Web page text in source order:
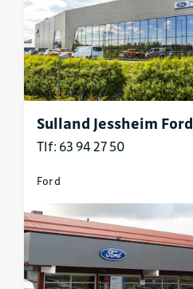
Sulland Jessheim Ford
Tlf: 63 94 27 50
Ford